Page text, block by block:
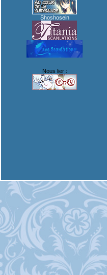
Shoshosein
Nous lier :